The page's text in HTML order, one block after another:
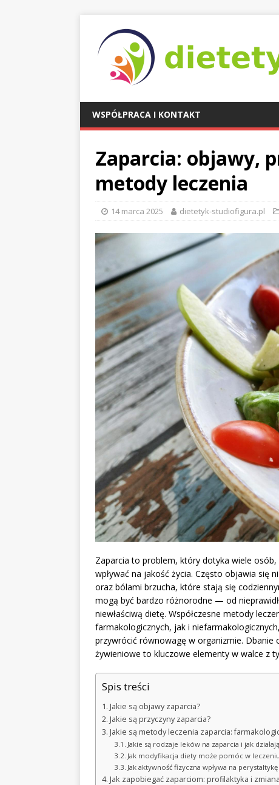
WSPÓŁPRACA I KONTAKT
Zaparcia: objawy,
metody leczenia
14 marca 2025 dietetyk-studiofigura.pl
Zaparcia to problem, który dotyka wiele
wpływać na jakość życia. Często objawia się
oraz bólami brzucha, które stają się
mogą być bardzo różnorodne — od
niewłaściwą dietę. Współczesne metody
farmakologicznych, jak i
przywrócić równowagę w organizmie.
żywieniowe to kluczowe elementy w walce z
Spis treści
Jakie są objawy zaparcia?
Jakie są przyczyny zaparcia?
Jakie są metody leczenia zaparcia:
Jakie są rodzaje leków na zaparcia i jak
Jak modyfikacja diety może pomóc w
Jak aktywność fizyczna wpływa na
Jak zapobiegać zaparciom: profilaktyka i